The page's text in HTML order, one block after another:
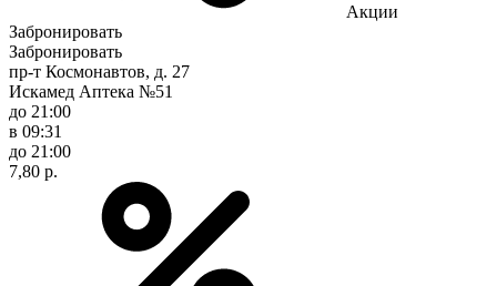
Акции
Забронировать
Забронировать
пр-т Космонавтов, д. 27
Искамед Аптека №51
до 21:00
в 09:31
до 21:00
7,80 р.